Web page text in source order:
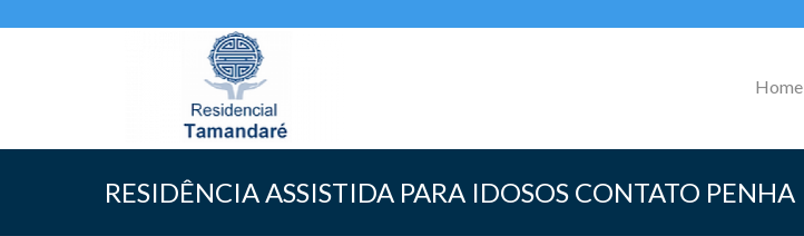
Home
RESIDÊNCIA ASSISTIDA PARA IDOSOS CONTATO PENHA